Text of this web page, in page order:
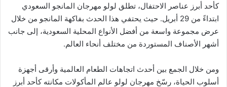
كأحد أبرز عناصر الاحتفال، تطلق لولو مهرجان المانجو السعودي
ابتداءً من 29 أبريل. حيث يحتفي هذا الحدث بفاكهة المانجو من خلال
عرض مجموعة واسعة من أفضل الأنواع المحلية السعودية، إلى جانب
أشهر الأصناف المستوردة من مختلف أنحاء العالم.
ومن خلال الجمع بين أحدث اتجاهات الطعام العالمية وأرقى أجهزة
أسلوب الحياة، رسّخ مهرجان لولو عالم المأكولات مكانته كأحد أبرز